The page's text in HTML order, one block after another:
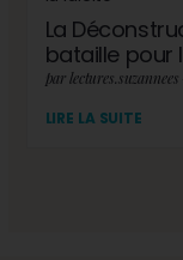
La
bataille pour
LIRE LA SUITE